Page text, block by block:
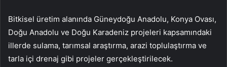
Bitkisel üretim alanında Güneydoğu Anadolu, Konya Ovası,
Doğu Anadolu ve Doğu Karadeniz projeleri kapsamındaki
illerde sulama, tarımsal araştırma, arazi toplulaştırma ve
tarla içi drenaj gibi projeler gerçekleştirilecek.